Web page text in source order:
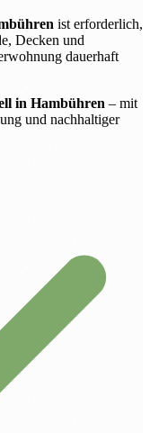
ist erforderlich,
Decken und
dauerhaft
in Hambühren – mit
und nachhaltiger